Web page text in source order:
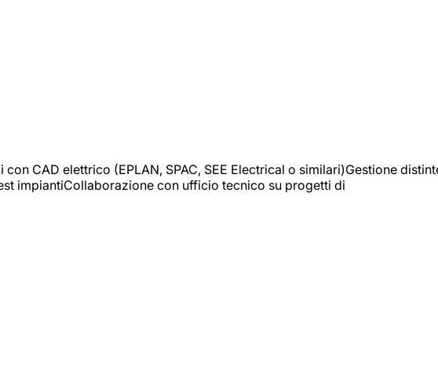
CAD elettrico (EPLAN, SPAC, SEE Electrical o similari)Gestione
impiantiCollaborazione con ufficio tecnico su progetti di